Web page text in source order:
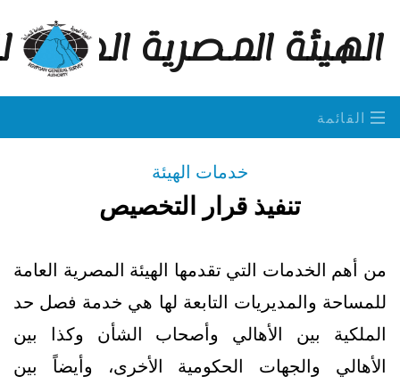
الهيئة المصرية
القائمة
خدمات الهيئة
تنفيذ قرار التخصيص
من أهم الخدمات التي تقدمها الهيئة المصرية العامة
للمساحة والمديريات التابعة لها هي خدمة فصل حد
الملكية بين الأهالي وأصحاب الشأن وكذا بين
الأهالي والجهات الحكومية الأخرى، وأيضاً بين